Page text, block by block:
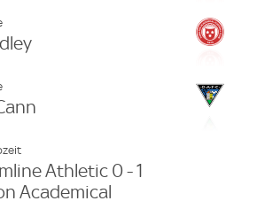
Athletic 0 - 1
Academical